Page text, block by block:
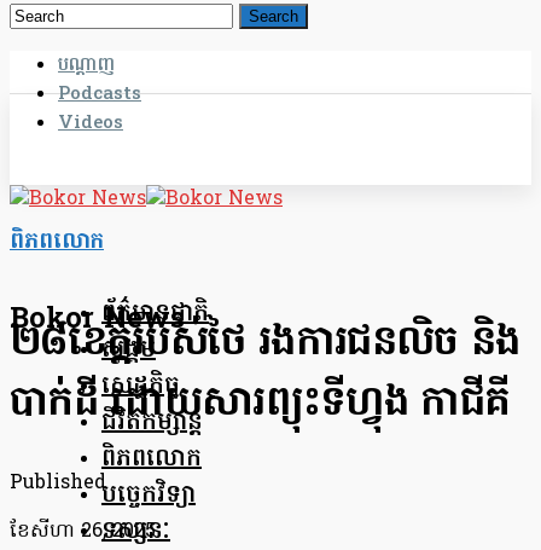
បណ្តាញ
Podcasts
Videos
Bokor News
ព័ត៌មានជាតិ
សង្គម
សេដ្ឋកិច្ច
ជីវិតកម្សាន្ត
ពិភពលោក
បច្ចេកវិទ្យា
ទស្សនៈ
ពិភពលោក
២៨ខេត្តរបស់ថៃ រងការជនលិច និង
បាក់ដី ដោយសារព្យុះទីហ្វុង កាជីគី
Published
ខែ​សីហា 26, 2025